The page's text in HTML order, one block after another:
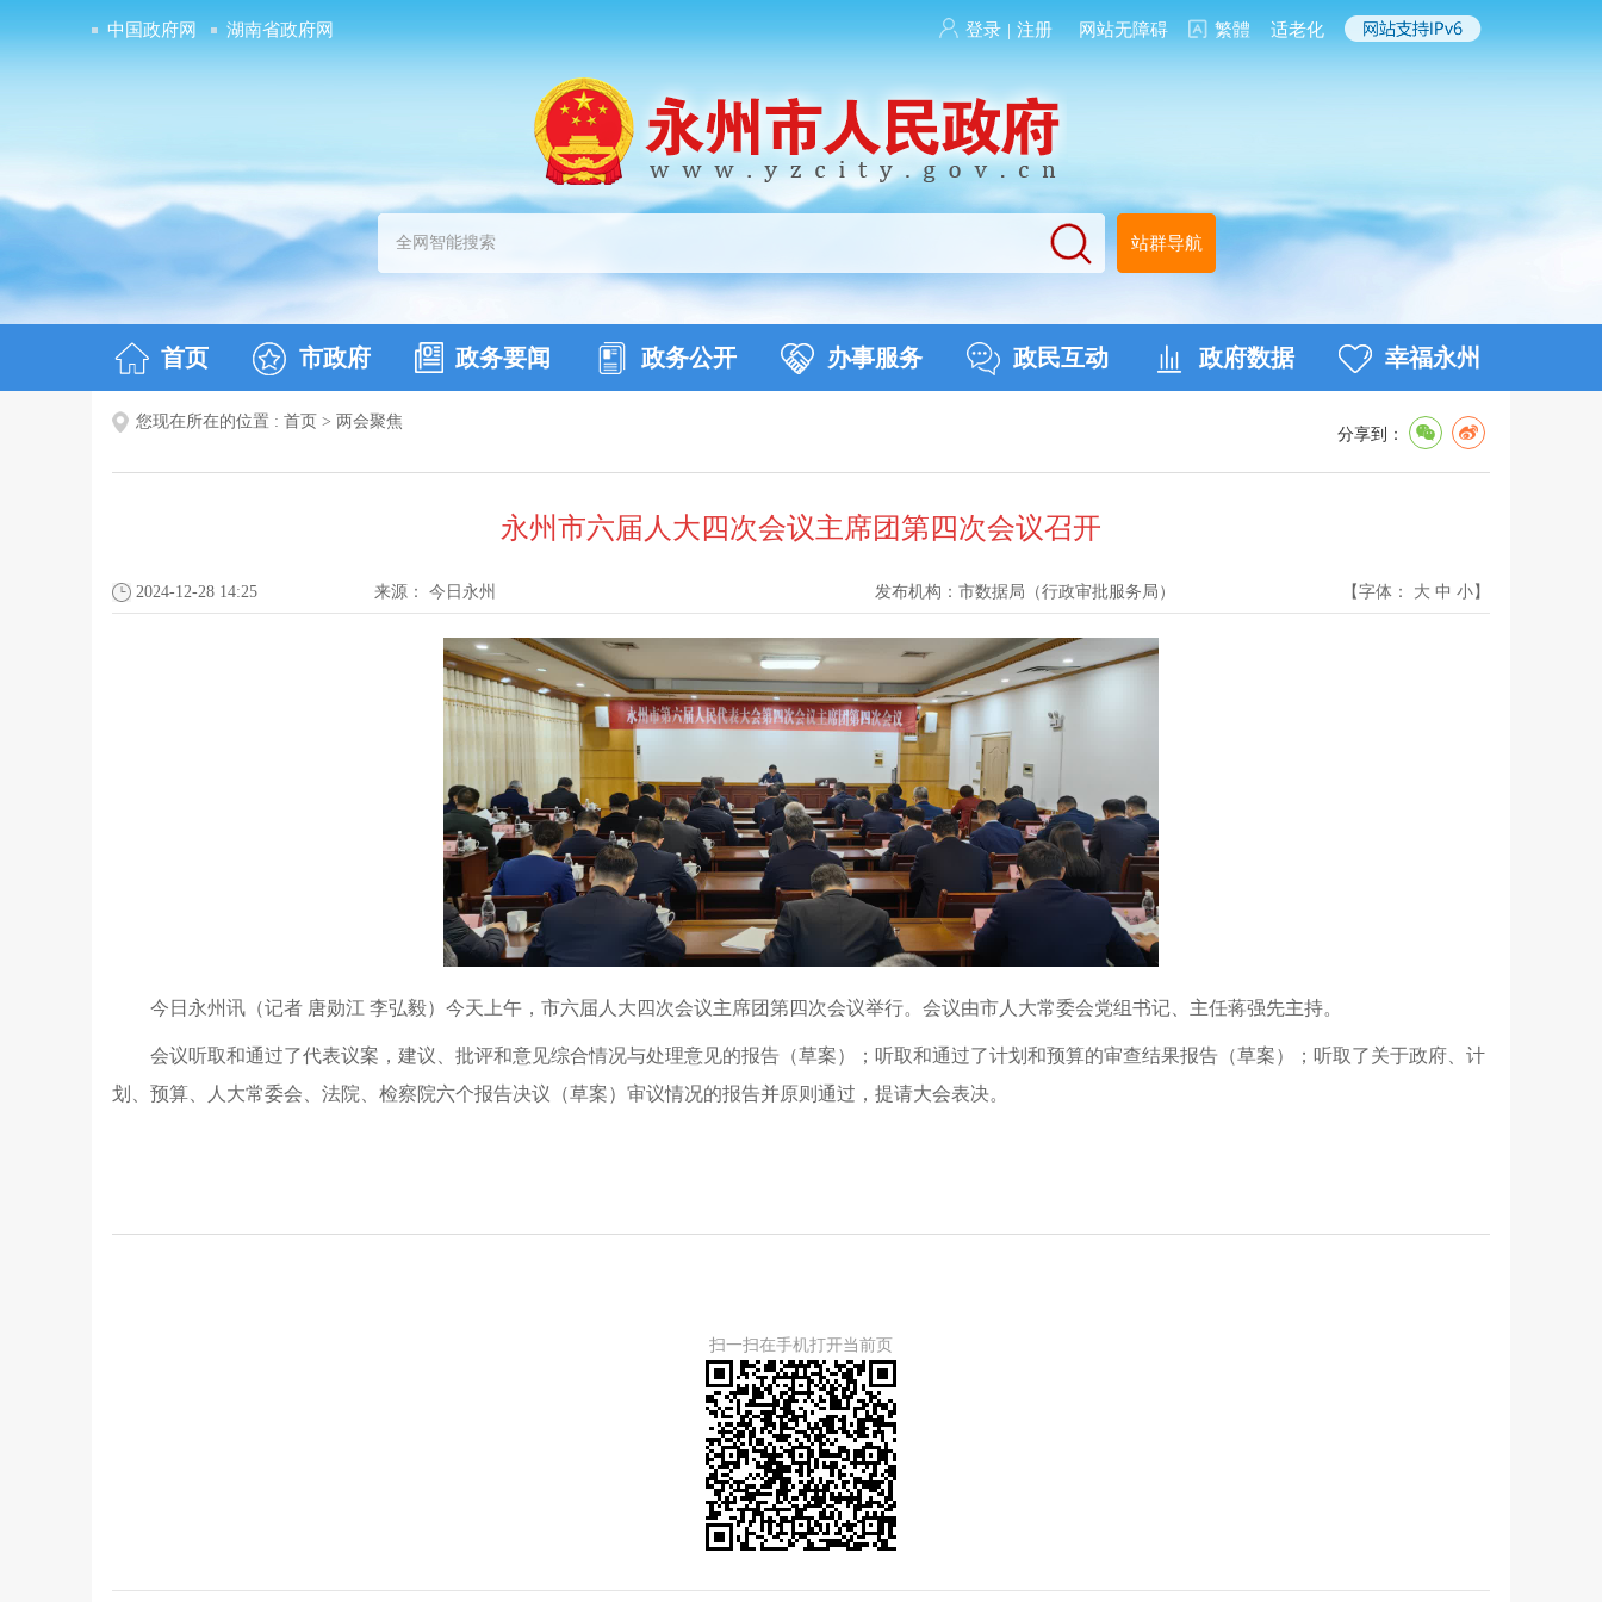
中国政府网 湖南省政府网 登录 | 注册 网站无障碍 繁體 适老化
站群导航
首页 市政府 政务要闻 政务公开 办事服务 政民互动 政府数据 幸福永州
您现在所在的位置 : 首页 > 两会聚焦
分享到：
永州市六届人大四次会议主席团第四次会议召开
2024-12-28 14:25 来源： 今日永州 发布机构： 市数据局（行政审批服务局） 【字体： 大 中 小】
今日永州讯（记者 唐勋江 李弘毅）今天上午，市六届人大四次会议主席团第四次会议举行。会议由市人大常委会党组书记、主任蒋强先主持。
会议听取和通过了代表议案，建议、批评和意见综合情况与处理意见的报告（草案）；听取和通过了计划和预算的审查结果报告（草案）；听取了关于政府、计
划、预算、人大常委会、法院、检察院六个报告决议（草案）审议情况的报告并原则通过，提请大会表决。
扫一扫在手机打开当前页